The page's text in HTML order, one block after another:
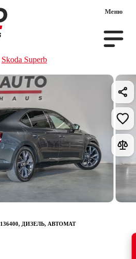
Меню
Skoda Superb
136400, ДИЗЕЛЬ, АВТОМАТ